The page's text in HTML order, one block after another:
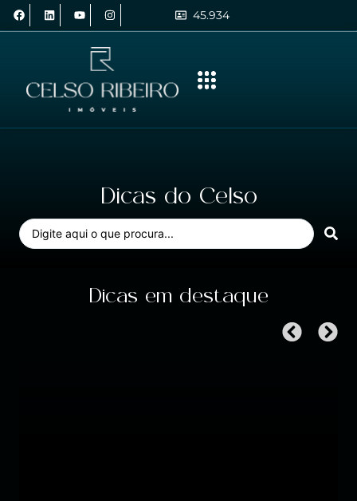
45.934
Dicas do Celso
Dicas em destaque